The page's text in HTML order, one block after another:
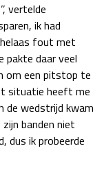
za 05:00 - 06:00
zo 05:00 - 07:00
27 - 29 nov
za 15:00 - 16:00
zo 14:00 - 16:00
vertelde
ik had
fout met
pakte daar veel
om een pitstop te
situatie heeft me
de wedstrijd kwam
banden niet
dus ik probeerde